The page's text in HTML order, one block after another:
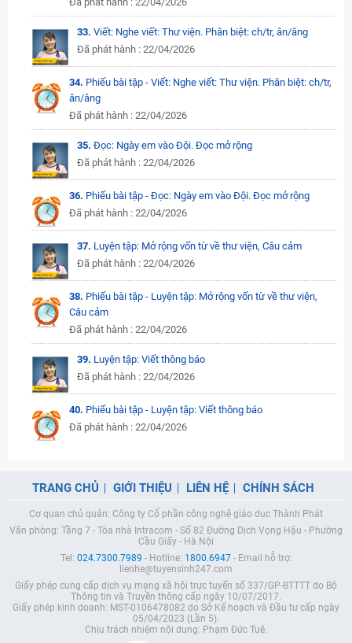
33. Viết: Nghe viết: Thư viện. Phân biệt: ch/tr, ân/âng
Đã phát hành : 22/04/2026
34. Phiếu bài tập - Viết: Nghe viết: Thư viện. Phân biệt: ch/tr,
ân/âng
Đã phát hành : 22/04/2026
35. Đọc: Ngày em vào Đội. Đọc mở rộng
Đã phát hành : 22/04/2026
36. Phiếu bài tập - Đọc: Ngày em vào Đội. Đọc mở rộng
Đã phát hành : 22/04/2026
37. Luyện tập: Mở rộng vốn từ về thư viện, Câu cảm
Đã phát hành : 22/04/2026
38. Phiếu bài tập - Luyện tập: Mở rộng vốn từ về thư viện,
Câu cảm
Đã phát hành : 22/04/2026
39. Luyện tập: Viết thông báo
Đã phát hành : 22/04/2026
40. Phiếu bài tập - Luyện tập: Viết thông báo
Đã phát hành : 22/04/2026
TRANG CHỦ GIỚI THIỆU LIÊN HỆ CHÍNH SÁCH
Cơ quan chủ quản: Công ty Cổ phần công nghệ giáo dục Thành Phát
Văn phòng: Tầng 7 - Tòa nhà Intracom - Số 82 Đường Dịch Vọng Hậu - Phường
Cầu Giấy - Hà Nội
Tel: 024.7300.7989 - Hotline: 1800.6947- Email hỗ trợ:
lienhe@tuyensinh247.com
Giấy phép cung cấp dịch vụ mạng xã hội trực tuyến số 337/GP-BTTTT do Bộ
Thông tin và Truyền thông cấp ngày 10/07/2017.
Giấy phép kinh doanh: MST-0106478082 do Sở Kế hoạch và Đầu tư cấp ngày
05/04/2023 (Lần 5).
Chịu trách nhiệm nội dung: Phạm Đức Tuệ.